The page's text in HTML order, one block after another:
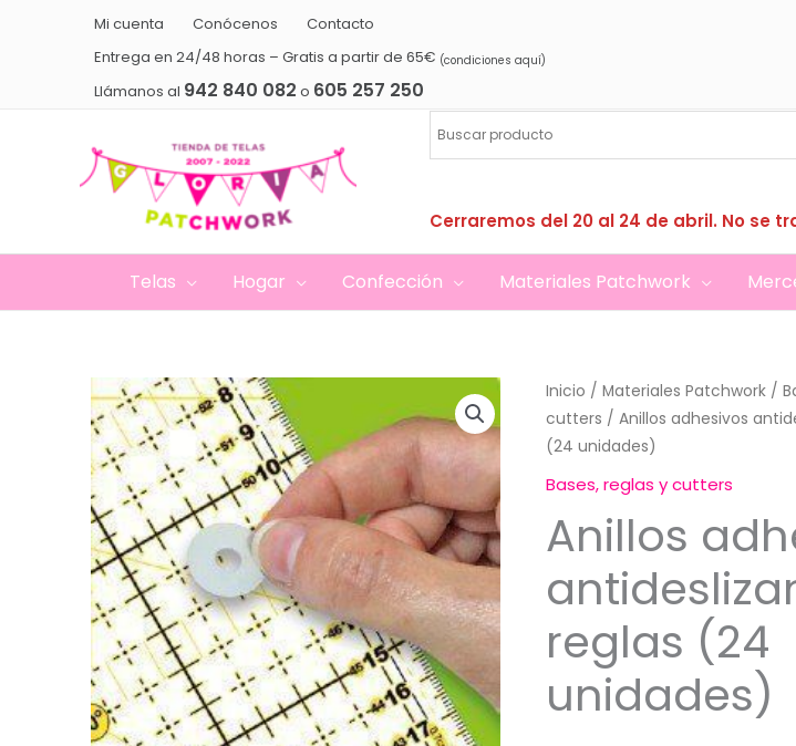
Mi cuenta Conócenos
Contacto
Entrega en 24/48 horas – Gratis a partir de 65€ (condiciones aquí)
Llámanos al 942 840 082 o 605 257 250
Cerraremos del 20 al 24 de abril. No se
Telas Hogar Confección Materiales Patchwork
Inicio / Materiales Patchwork/
cutters / Anillos adhesivos
(24 unidades)
Bases, reglas y cutters
Anillos
reglas (24
unidades)